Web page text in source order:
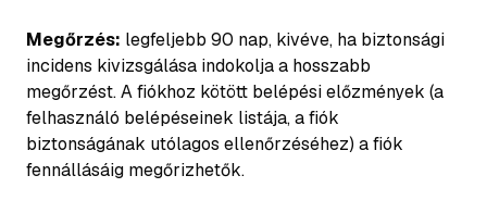
Megőrzés: legfeljebb 90 nap, kivéve, ha biztonsági
incidens kivizsgálása indokolja a hosszabb
megőrzést. A fiókhoz kötött belépési előzmények (a
felhasználó belépéseinek listája, a fiók
biztonságának utólagos ellenőrzéséhez) a fiók
fennállásáig megőrizhetők.